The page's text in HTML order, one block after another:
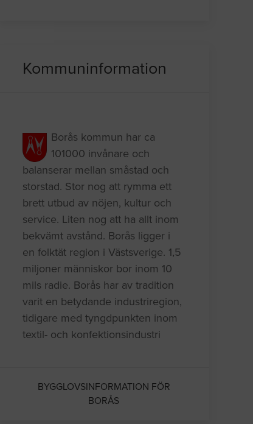
Kommuninformation
Borås kommun har ca
101000 invånare och
balanserar mellan småstad och
storstad. Stor nog att rymma ett
brett utbud av nöjen, kultur och
service. Liten nog att ha allt inom
bekvämt avstånd. Borås ligger i
en folktät region i Västsverige. 1,5
miljoner människor bor inom 10
mils radie. Borås har av tradition
varit en betydande industriregion,
tidigare med tyngdpunkten inom
textil- och konfektionsindustri
BYGGLOVSINFORMATION FÖR
BORÅS